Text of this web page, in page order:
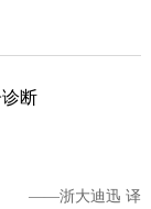
断
——浙大迪迅 译
测系列